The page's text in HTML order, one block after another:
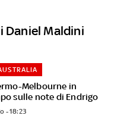
Daniel Maldini
Melbourne in
sulle note di Endrigo
- 18:23